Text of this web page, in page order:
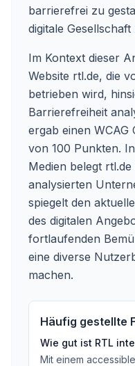
barrierefrei zu
digitale
Im Kontext dieser
Website rtl.de, die
betrieben wird,
Barrierefreiheit
ergab einen
von 100 Punkten.
Medien belegt
analysierten
spiegelt den
des digitalen
fortlaufenden
eine diverse
machen.
Häufig gestellte
Wie gut ist RTL
Mit einem